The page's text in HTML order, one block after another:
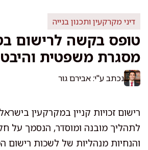
דיני מקרקעין ותכנון בנייה
טופס בקשה לרישום
מסגרת משפטית
נכתב ע"י: אבירם גור
רישום זכויות קניין במקרקעין
לתהליך מובנה ומוסדר, הנסמך על
והנחיות מנהליות של לשכות רישום